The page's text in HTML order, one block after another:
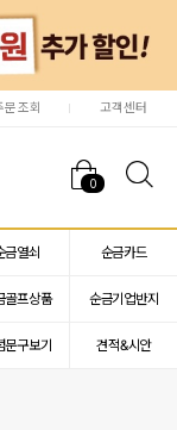
문조회 고객센터
0
금열쇠 순금카드
골프상품 순금기업반지
문구보기 견적&시안